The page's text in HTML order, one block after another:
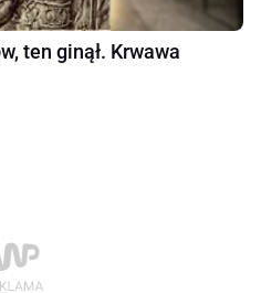
ten ginął. Krwawa